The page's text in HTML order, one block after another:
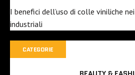
I benefici dell’uso di colle viniliche
industriali
CATEGORIE